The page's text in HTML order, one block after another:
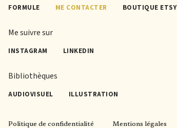
FORMULE ME CONTACTER BOUTIQUE ETSY
Me suivre sur
INSTAGRAM LINKEDIN
Bibliothèques
AUDIOVISUEL ILLUSTRATION
Politique de confidentialité Mentions légales